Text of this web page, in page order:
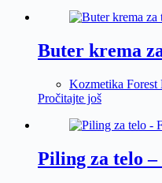
Buter krema
Kozmetika Forest
Pročitajte još
Piling za telo